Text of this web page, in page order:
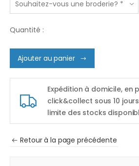
Quantité :
Ajouter au panier
Expédition à domicile, en
click&collect sous 10
limite des stocks
Retour à la page précédente